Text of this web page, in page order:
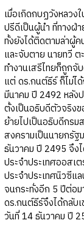
เมื่อเกิดกบฏวังหลว
ปรีดีเป็นผู้นำ ที่ทางฝ่
ทั้งยังได้ติดตามล่าผู้
และจับตาย นายทวี
ทำงานเสรีไทยก็ถูก
แต่ ดร.กนต์ธีร์ ก็ไม่ไ
มีนาคม ปี 2492 หลัง
ตั้งเป็นอธิบดีตัวจริง
ย้ายไปเป็นอธิบดีกร
สงครามเป็นนายกรั
ธันวาคม ปี 2495 จึง
ประจำประเทศออสเ
ประจำประเทศนิวซีแ
จนกระทั่งอีก 5 ปีต่อ
ดร.กนต์ธีร์จึงได้กลับ
วันที่ 14 ธันวาคม ปี